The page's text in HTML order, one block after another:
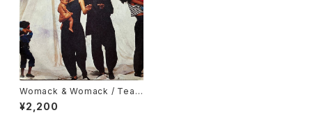
Womack & Womack / Tear
drops
¥2,200